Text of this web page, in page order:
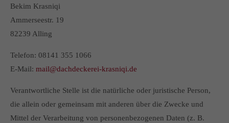
Bekim Krasniqi
Ammerseestr. 19
82239 Alling
Telefon: 08141 355 1066
E-Mail: mail@dachdeckerei-krasniqi.de
Verantwortliche Stelle ist die natürliche oder juristische Person,
die allein oder gemeinsam mit anderen über die Zwecke und
Mittel der Verarbeitung von personenbezogenen Daten (z. B.